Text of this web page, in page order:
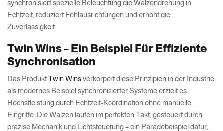
synchronisiert spezielle Beleuchtung die Walzendrehung in
Echtzeit, reduziert Fehlausrichtungen und erhöht die
Zuverlässigkeit.
Twin Wins – Ein Beispiel Für Effiziente
Synchronisation
Das ProduktTwin Winsverkörpert diese Prinzipien in der Industrie:
als modernes Beispiel synchronisierter Systeme erzielt es
Höchstleistung durch Echtzeit-Koordination ohne manuelle
Eingriffe. Die Walzen laufen im perfekten Takt, gesteuert durch
präzise Mechanik und Lichtsteuerung – ein Paradebeispiel dafür,